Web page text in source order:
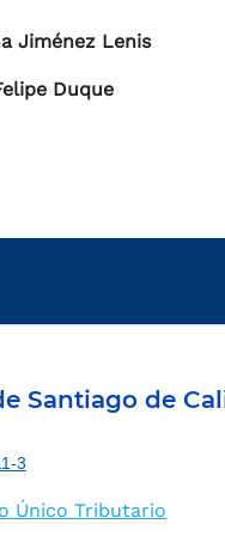
Jiménez Lenis
Duque
Santiago de
3
Único Tributario